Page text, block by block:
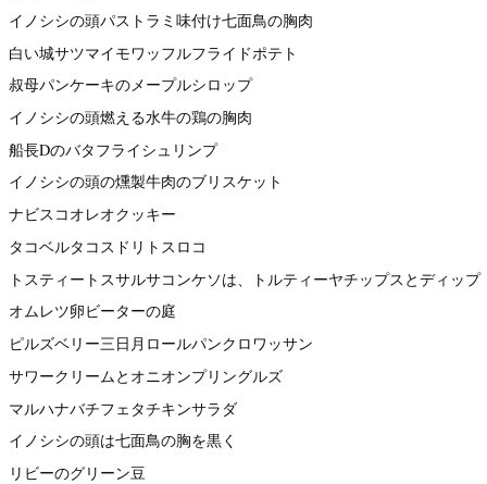
イノシシの頭パストラミ味付け七面鳥の胸肉
白い城サツマイモワッフルフライドポテト
叔母パンケーキのメープルシロップ
イノシシの頭燃える水牛の鶏の胸肉
船長Dのバタフライシュリンプ
イノシシの頭の燻製牛肉のブリスケット
ナビスコオレオクッキー
タコベルタコスドリトスロコ
トスティートスサルサコンケソは、トルティーヤチップスとディップ
オムレツ卵ビーターの庭
ピルズベリー三日月ロールパンクロワッサン
サワークリームとオニオンプリングルズ
マルハナバチフェタチキンサラダ
イノシシの頭は七面鳥の胸を黒く
リビーのグリーン豆